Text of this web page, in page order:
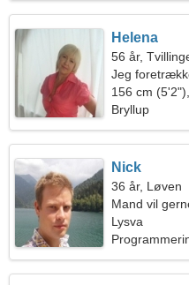
Helena
56 år,
Jeg
156 cm
Bryllup
Nick
36 år, Løven
Mand vil
Lysva